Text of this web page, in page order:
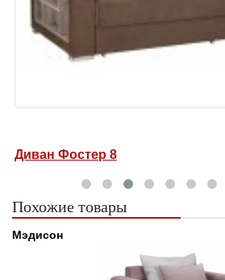
Диван Фостер 8
Похожие товары
Мэдисон